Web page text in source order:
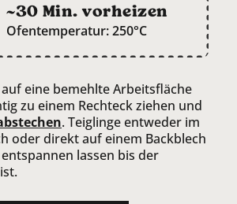
~30 Min. vorheizen
Ofentemperatur: 250°C
eine bemehlte Arbeitsfläche
zu einem Rechteck ziehen und
. Teiglinge entweder im
oder direkt auf einem Backblech
lassen bis der